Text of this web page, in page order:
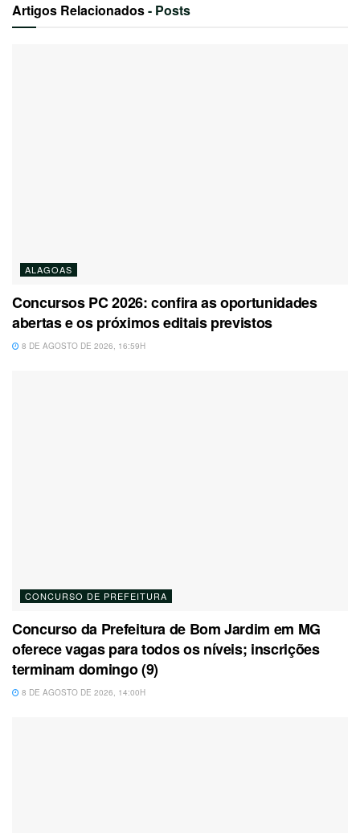
Artigos Relacionados- Posts
ALAGOAS
Concursos PC 2026: confira as oportunidades
abertas e os próximos editais previstos
8 DE AGOSTO DE 2026, 16:59H
CONCURSO DE PREFEITURA
Concurso da Prefeitura de Bom Jardim em MG
oferece vagas para todos os níveis; inscrições
terminam domingo (9)
8 DE AGOSTO DE 2026, 14:00H